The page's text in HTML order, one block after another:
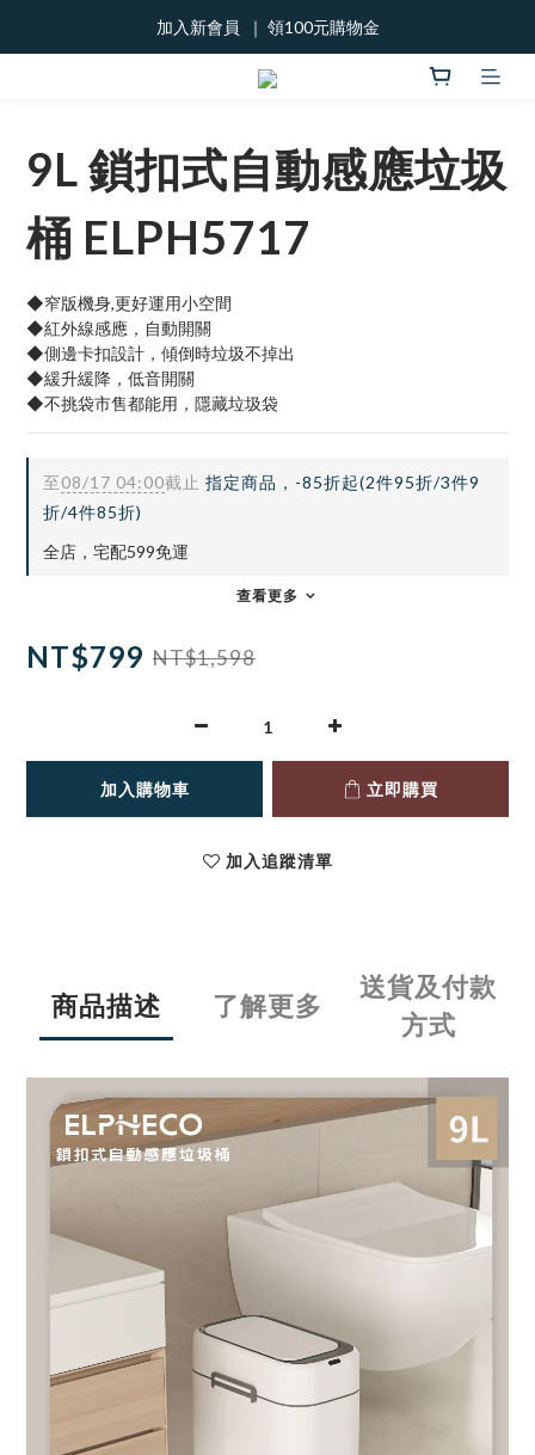
加入新會員  ｜ 領100元購物金
加入新會員  ｜ 領100元購物金
888優惠劵!
9L 鎖扣式自動感應垃圾
桶 ELPH5717
◆窄版機身,更好運用小空間
◆紅外線感應，自動開關
◆側邊卡扣設計，傾倒時垃圾不掉出
◆緩升緩降，低音開關
◆不挑袋市售都能用，隱藏垃圾袋
至08/17 04:00截止 指定商品，-85折起(2件95折/3件9
折/4件85折)
全店，宅配599免運
查看更多
NT$799 NT$1,598
加入購物車 立即購買
加入追蹤清單
商品描述 了解更多
送貨及付款
方式